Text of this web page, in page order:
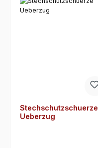
Stechschutzschuerze
Ueberzug